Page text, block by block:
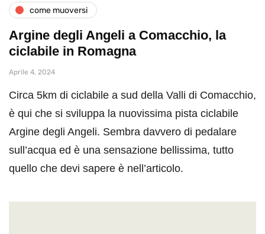
come muoversi
Argine degli Angeli a Comacchio, la
ciclabile in Romagna
Aprile 4, 2024
Circa 5km di ciclabile a sud della Valli di Comacchio,
è qui che si sviluppa la nuovissima pista ciclabile
Argine degli Angeli. Sembra davvero di pedalare
sull’acqua ed è una sensazione bellissima, tutto
quello che devi sapere è nell’articolo.